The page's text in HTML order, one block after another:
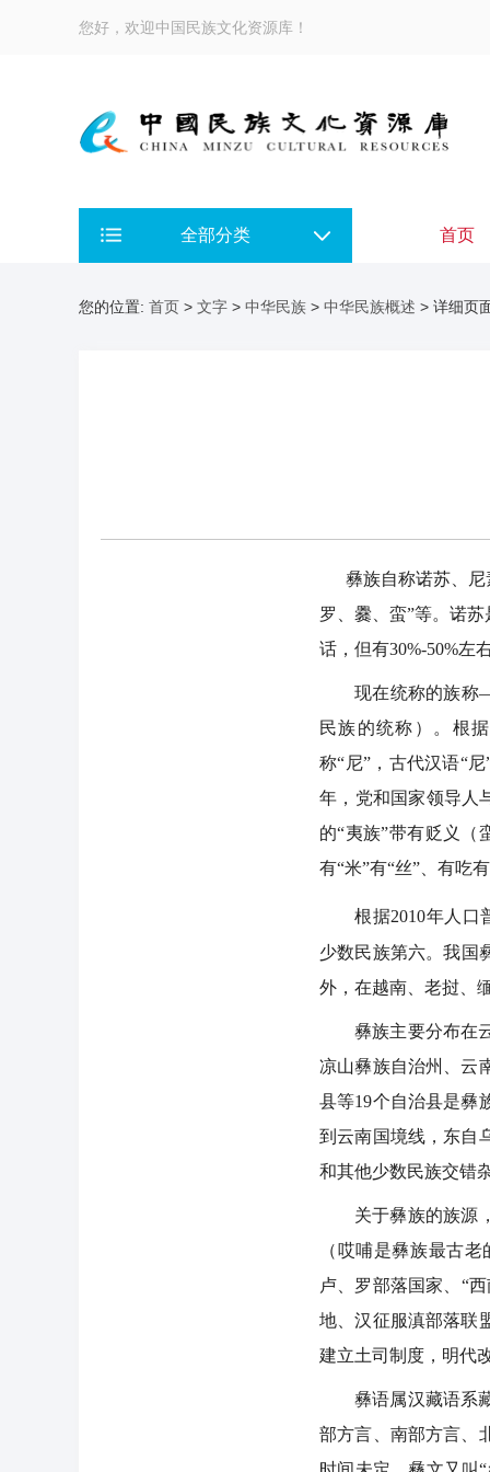
您好，欢迎中国民族文化资源库！
全部分类 首页
您的位置: 首页 > 文字 > 中华民族 > 中华民族概述 > 详细页
彝族自称诺苏、尼
罗、爨、蛮”等。诺
话，但有30%-50%左
现在统称的族称
民族的统称）。根
称“尼”，古代汉语“
年，党和国家领导人
的“夷族”带有贬义（
有“米”有“丝”、有吃
根据2010年人口
少数民族第六。我国
外，在越南、老挝、
彝族主要分布在
凉山彝族自治州、云
县等19个自治县是彝
到云南国境线，东自
和其他少数民族交错
关于彝族的族源
（哎哺是彝族最古
卢、罗部落国家、“
地、汉征服滇部落联
建立土司制度，明代
彝语属汉藏语系
部方言、南部方言、